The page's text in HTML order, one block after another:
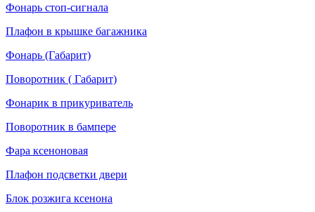
Фонарь стоп-сигнала
Плафон в крышке багажника
Фонарь (Габарит)
Поворотник ( Габарит)
Фонарик в прикуриватель
Поворотник в бампере
Фара ксеноновая
Плафон подсветки двери
Блок розжига ксенона